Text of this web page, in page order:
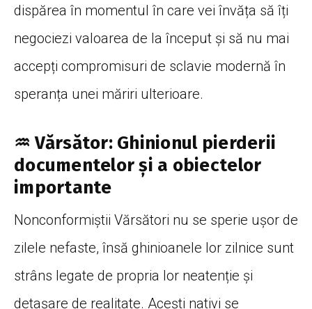
dispărea în momentul în care vei învăța să îți
negociezi valoarea de la început și să nu mai
accepți compromisuri de sclavie modernă în
speranța unei măriri ulterioare.
♒ Vărsător: Ghinionul pierderii
documentelor și a obiectelor
importante
Nonconformiștii Vărsători nu se sperie ușor de
zilele nefaste, însă ghinioanele lor zilnice sunt
strâns legate de propria lor neatenție și
detașare de realitate. Acești nativi se